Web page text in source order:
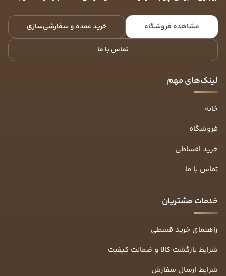
مشاهده فروشگاه خرید عمده و سفارشی‌سازی
تماس با ما
لینک‌های مهم
خانه
فروشگاه
خرید اقساطی
تماس با ما
خدمات مشتریان
راهنمای خرید قسطی
شرایط بازگشت کالا و ضمانت کیفیت
شرایط ارسال سفارش